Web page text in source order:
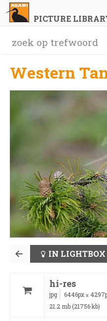
PICTURE
Western
IN LIGHTBOX
hi-res
jpg 6446px x
21.2 mb (21756 kb)